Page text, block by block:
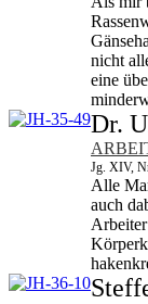
nicht
eine
Dr.
Jg. XIV,
Alle
auch